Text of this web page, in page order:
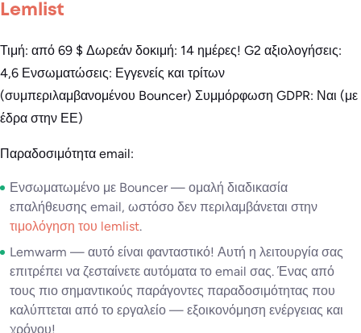
Lemlist
Τιμή: από 69 $ Δωρεάν δοκιμή: 14 ημέρες! G2 αξιολογήσεις:
4,6 Ενσωματώσεις: Εγγενείς και τρίτων
(συμπεριλαμβανομένου Bouncer) Συμμόρφωση GDPR: Ναι (με
έδρα στην ΕΕ)
Παραδοσιμότητα email:
Ενσωματωμένο με Bouncer — ομαλή διαδικασία
επαλήθευσης email, ωστόσο δεν περιλαμβάνεται στην
τιμολόγηση του lemlist.
Lemwarm — αυτό είναι φανταστικό! Αυτή η λειτουργία σας
επιτρέπει να ζεσταίνετε αυτόματα το email σας. Ένας από
τους πιο σημαντικούς παράγοντες παραδοσιμότητας που
καλύπτεται από το εργαλείο — εξοικονόμηση ενέργειας και
χρόνου!